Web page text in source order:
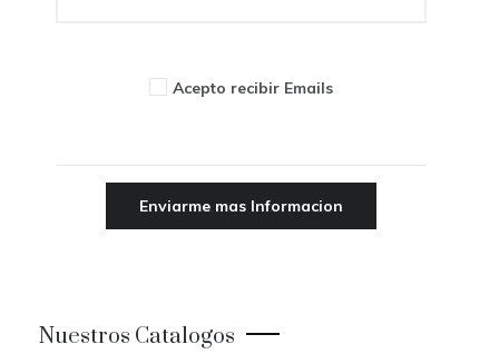
Acepto recibir Emails
Nuestros Catalogos